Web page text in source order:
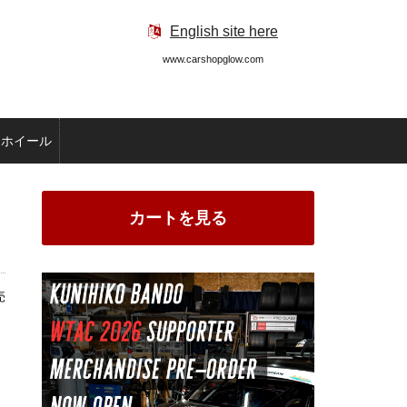
English site here
www.carshopglow.com
ホイール
カートを見る